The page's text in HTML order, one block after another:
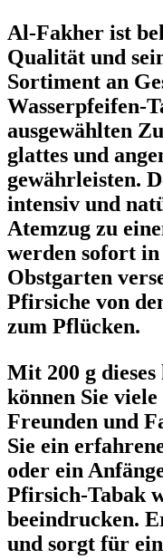
Al-Fakher ist
Qualität und
Sortiment an
Wasserpfeifen-
ausgewählten
glattes und
gewährleisten.
intensiv und
Atemzug zu
werden sofort in
Obstgarten
Pfirsiche von
zum Pflücken.
Mit 200 g
können Sie
Freunden und
Sie ein
oder ein
Pfirsich-Tabak
beeindrucken.
und sorgt für